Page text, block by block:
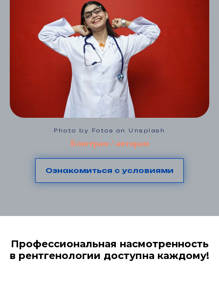
Photo by Fotos on Unsplash
Блогерам / авторам
Ознакомиться с условиями
Профессиональная насмотренность
в рентгенологии доступна каждому!